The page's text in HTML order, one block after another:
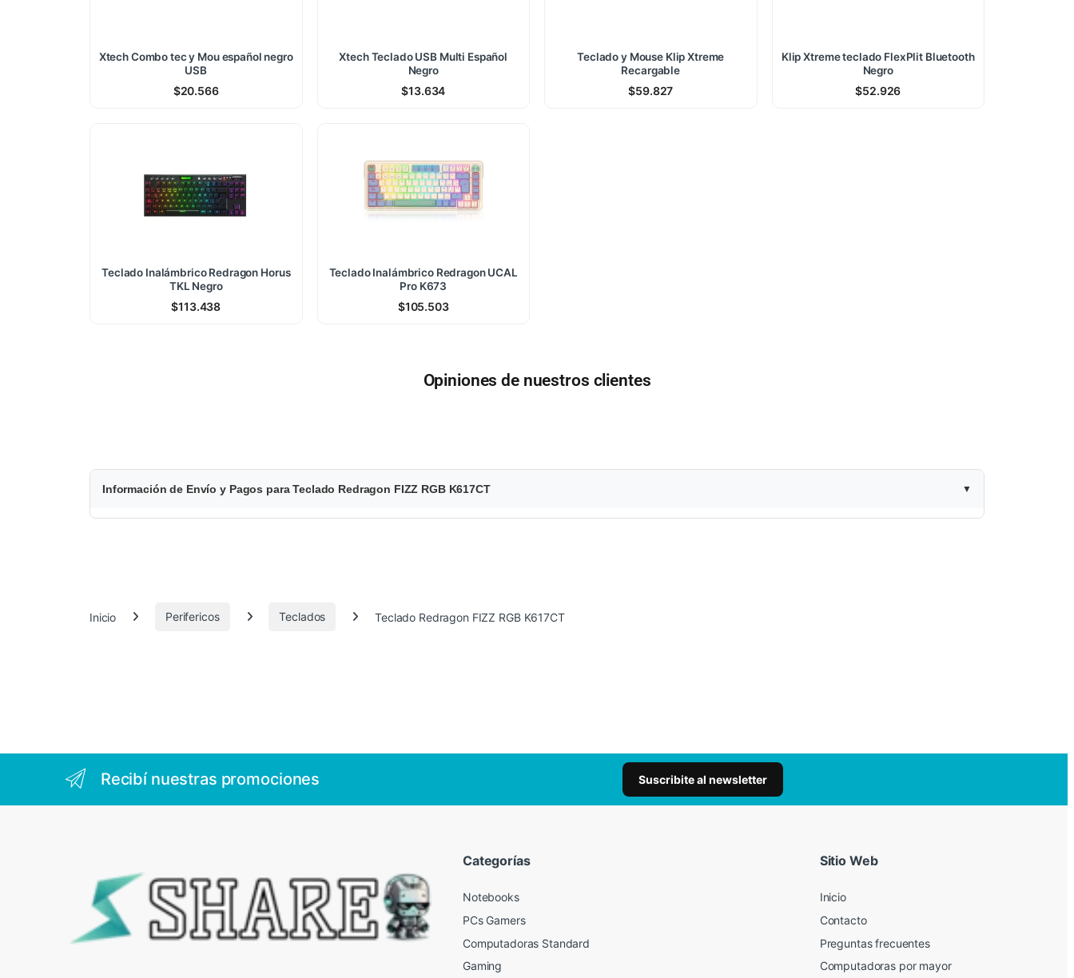
Xtech Combo tec y Mou español negro
USB
$20.566
Xtech Teclado USB Multi Español
Negro
$13.634
Teclado y Mouse Klip Xtreme
Recargable
$59.827
Klip Xtreme teclado FlexPlit Bluetooth
Negro
$52.926
Teclado Inalámbrico Redragon Horus
TKL Negro
$113.438
Teclado Inalámbrico Redragon UCAL
Pro K673
$105.503
Opiniones de nuestros clientes
$
6
8
Información de Envío y Pagos para Teclado Redragon FIZZ RGB K617CT
Inicio Perifericos Teclados Teclado Redragon FIZZ RGB K617CT
Recibí nuestras promociones Suscribite al newsletter
Categorías
Notebooks
PCs Gamers
Computadoras Standard
Gaming
Sitio Web
Inicio
Contacto
Preguntas frecuentes
Computadoras por mayor